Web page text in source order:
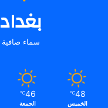
بغداد
سماء صافية
48
℃
الخميس
46
℃
الجمعة